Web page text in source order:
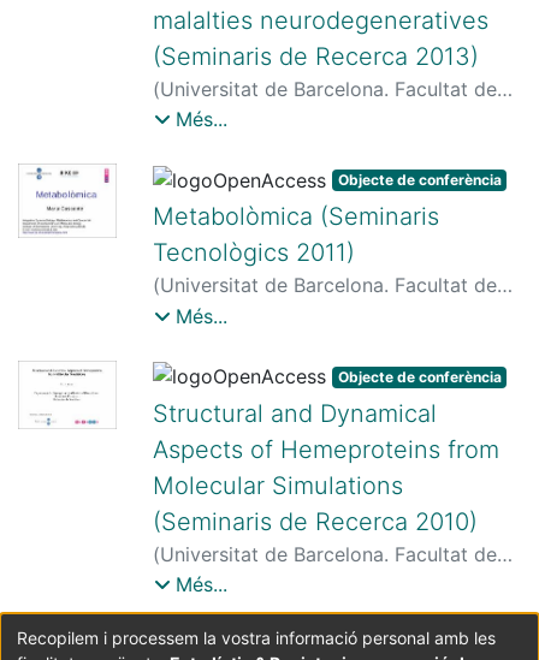
malalties neurodegeneratives
(Seminaris de Recerca 2013)
(Universitat de Barcelona. Facultat de
Farmàcia
Corredera, Carlos; Saborit Villarroya,
Gisela
Més...
Objecte de conferència
Metabolòmica (Seminaris
Tecnològics 2011)
(Universitat de Barcelona. Facultat de
Farmàcia
Més...
Objecte de conferència
Structural and Dynamical
Aspects of Hemeproteins from
Molecular Simulations
(Seminaris de Recerca 2010)
(Universitat de Barcelona. Facultat de
Farmàcia
Xavier
Més...
Recopilem i processem la vostra informació personal amb les